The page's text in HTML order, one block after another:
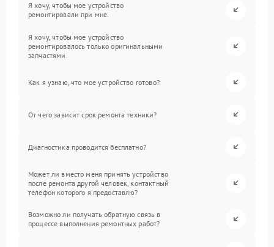
Я хочу, чтобы мое устройство
ремонтировали при мне.
Я хочу, чтобы мое устройство
ремонтировалось только оригинальными
запчастями.
Как я узнаю, что мое устройство готово?
От чего зависит срок ремонта техники?
Диагностика проводится бесплатно?
Может ли вместо меня принять устройство
после ремонта другой человек, контактный
телефон которого я предоставлю?
Возможно ли получать обратную связь в
процессе выполнения ремонтных работ?